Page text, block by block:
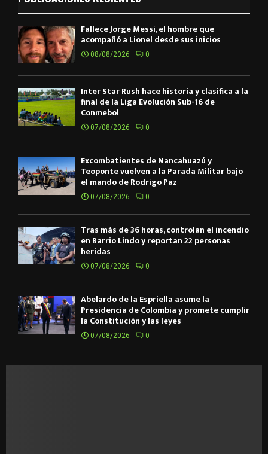
Fallece Jorge Messi, el hombre que
acompañó a Lionel desde sus inicios
08/08/2026 0
Inter Star Rush hace historia y clasifica a la
final de la Liga Evolución Sub-16 de
Conmebol
07/08/2026 0
Excombatientes de Ñancahuazú y
Teoponte vuelven a la Parada Militar bajo
el mando de Rodrigo Paz
07/08/2026 0
Tras más de 36 horas, controlan el incendio
en Barrio Lindo y reportan 22 personas
heridas
07/08/2026 0
Abelardo de la Espriella asume la
Presidencia de Colombia y promete cumplir
la Constitución y las leyes
07/08/2026 0